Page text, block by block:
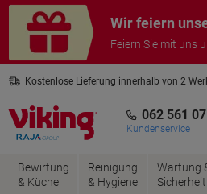
Wir feiern
Feiern Sie mit uns
Kostenlose Lieferung innerhalb von 2
062 561
Kundenservice
Bewirtung
& Küche
Reinigung
& Hygiene
Wartung
Sicherheit